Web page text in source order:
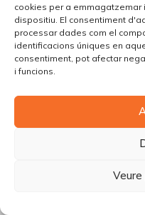
cookies per a emmagatzemar
dispositiu. El consentiment
processar dades com el
identificacions úniques en
consentiment, pot afectar
i funcions.
Veure
© Copyright Piùbella
Creative